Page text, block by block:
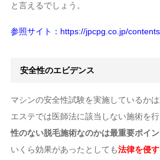
と言えるでしょう。
参照サイト：https://jpcpg.co.jp/
安全性のエビデンス
マシンの安全性試験を実施しているかは
エステでは医師法に該当しない施術を行
性のない脱毛施術なのかは最重要ポイン
いくら効果があったとしても法律を侵